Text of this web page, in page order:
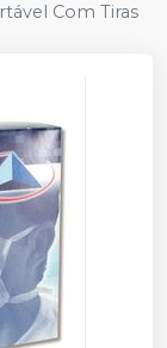
Com Tiras